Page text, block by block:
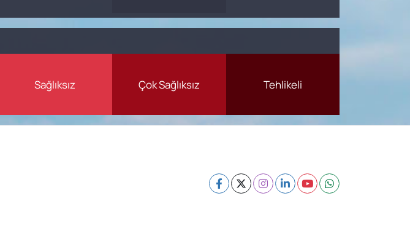
Sağlıksız Çok Sağlıksız Tehlikeli